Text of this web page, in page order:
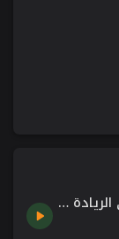
٣- الموارد الغير مرئية ودورها في الريادة المجتمعية